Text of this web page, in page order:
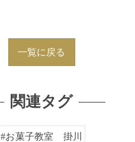
一覧に戻る
関連タグ
#お菓子教室 掛川